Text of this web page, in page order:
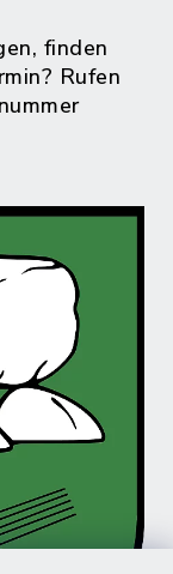
finden
Rufen